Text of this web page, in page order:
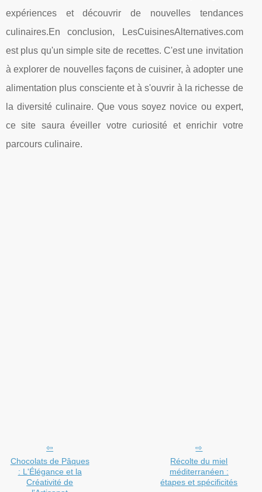
expériences et découvrir de nouvelles tendances
culinaires.En conclusion, LesCuisinesAlternatives.com
est plus qu'un simple site de recettes. C'est une invitation
à explorer de nouvelles façons de cuisiner, à adopter une
alimentation plus consciente et à s'ouvrir à la richesse de
la diversité culinaire. Que vous soyez novice ou expert,
ce site saura éveiller votre curiosité et enrichir votre
parcours culinaire.
Chocolats de Pâques
: L'Élégance et la
Créativité de
Récolte du miel
méditerranéen :
étapes et spécificités